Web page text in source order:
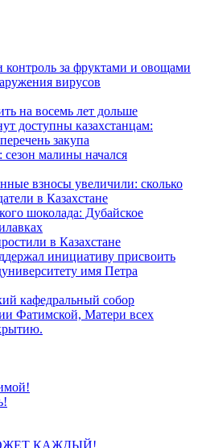
контроль за фруктами и овощами
вирусов
на восемь лет дольше
доступны казахстанцам:
закупа
сезон малины начался
взносы увеличили: сколько
в Казахстане
шоколада: Дубайское
в Казахстане
инициативу присвоить
имя Петра
кафедральный собор
Фатимской, Матери всех